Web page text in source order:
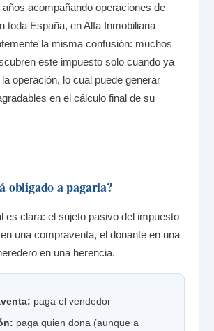
acompañando operaciones de
toda España, en Alfa Inmobiliaria
la misma confusión: muchos
este impuesto solo cuando ya
operación, lo cual puede generar
en el cálculo final de su
obligado a pagarla?
es clara: el sujeto pasivo del impuesto
una compraventa, el donante en una
en una herencia.
paga el vendedor
paga quien dona (aunque a